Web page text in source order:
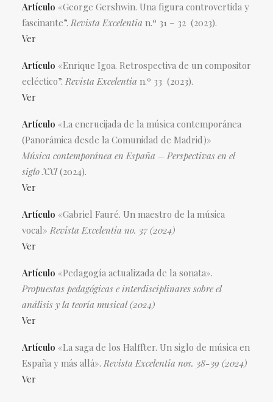
Artículo «George Gershwin. Una figura controvertida y
fascinante”. Revista Excelentia n.º 31 – 32 (2023).
Ver
Artículo «Enrique Igoa. Retrospectiva de un compositor
ecléctico”. Revista Excelentia n.º 33 (2023).
Ver
Artículo «La encrucijada de la música contemporánea
(Panorámica desde la Comunidad de Madrid)»
Música contemporánea en España – Perspectivas en el
siglo XXI(2024).
Ver
Artículo «Gabriel Fauré. Un maestro de la música
vocal» Revista Excelentia no. 37 (2024)
Ver
Artículo «Pedagogía actualizada de la sonata».
Propuestas pedagógicas e interdisciplinares sobre el
análisis y la teoría musical (2024)
Ver
Artículo «La saga de los Halffter. Un siglo de música en
España y más allá». Revista Excelentia nos. 38-39 (2024)
Ver